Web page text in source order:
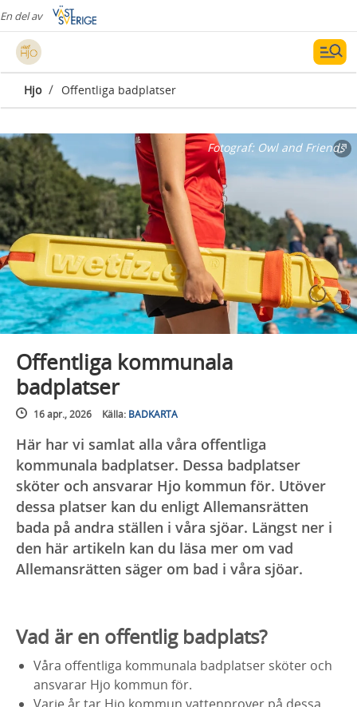
En del av
Hjo / Offentliga badplatser
Fotograf: Owl and Friends
Offentliga kommunala
badplatser
16 apr., 2026 Källa: BADKARTA
Här har vi samlat alla våra offentliga
kommunala badplatser. Dessa badplatser
sköter och ansvarar Hjo kommun för. Utöver
dessa platser kan du enligt Allemansrätten
bada på andra ställen i våra sjöar. Längst ner i
den här artikeln kan du läsa mer om vad
Allemansrätten säger om bad i våra sjöar.
Vad är en offentlig badplats?
Våra offentliga kommunala badplatser sköter och
ansvarar Hjo kommun för.